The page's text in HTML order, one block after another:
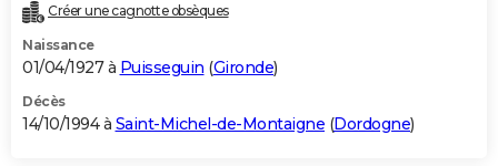
Créer une cagnotte obsèques
Naissance
01/04/1927 à Puisseguin (Gironde)
Décès
14/10/1994 à Saint-Michel-de-Montaigne (Dordogne)